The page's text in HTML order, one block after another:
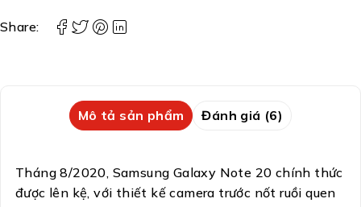
Share:
Mô tả sản phẩm Đánh giá (6)
Tháng 8/2020, Samsung Galaxy Note 20 chính thức
được lên kệ, với thiết kế camera trước nốt ruồi quen